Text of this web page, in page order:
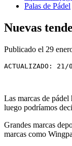
Palas de Pádel
Nuevas
Publicado el 29
ACTUALIZADO: 21/
Las marcas de
luego podríamos
Grandes marcas
marcas como